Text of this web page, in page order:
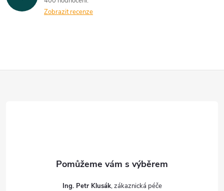
Zobrazit recenze
Ing. Petr Klusák